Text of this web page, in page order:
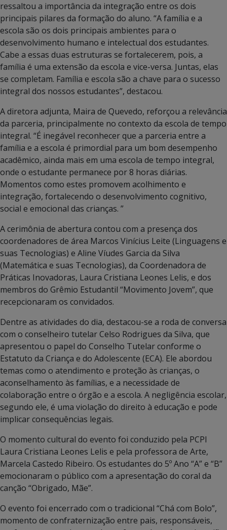
ressaltou a importância da integração entre os dois
principais pilares da formação do aluno. “A família e a
escola são os dois principais ambientes para o
desenvolvimento humano e intelectual dos estudantes.
Cabe a essas duas estruturas se fortalecerem, pois, a
família é uma extensão da escola e vice-versa. Juntas, elas
se completam. Família e escola são a chave para o sucesso
integral dos nossos estudantes”, destacou.
A diretora adjunta, Maira de Quevedo, reforçou a relevância
da parceria, principalmente no contexto da escola de tempo
integral. “É inegável reconhecer que a parceria entre a
família e a escola é primordial para um bom desempenho
acadêmico, ainda mais em uma escola de tempo integral,
onde o estudante permanece por 8 horas diárias.
Momentos como estes promovem acolhimento e
integração, fortalecendo o desenvolvimento cognitivo,
social e emocional das crianças. ”
A cerimônia de abertura contou com a presença dos
coordenadores de área Marcos Vinícius Leite (Linguagens e
suas Tecnologias) e Aline Víudes Garcia da Silva
(Matemática e suas Tecnologias), da Coordenadora de
Práticas Inovadoras, Laura Cristiana Leones Lelis, e dos
membros do Grêmio Estudantil “Movimento Jovem”, que
recepcionaram os convidados.
Dentre as atividades do dia, destacou-se a roda de conversa
com o conselheiro tutelar Celso Rodrigues da Silva, que
apresentou o papel do Conselho Tutelar conforme o
Estatuto da Criança e do Adolescente (ECA). Ele abordou
temas como o atendimento e proteção às crianças, o
aconselhamento às famílias, e a necessidade de
colaboração entre o órgão e a escola. A negligência escolar,
segundo ele, é uma violação do direito à educação e pode
implicar consequências legais.
O momento cultural do evento foi conduzido pela PCPI
Laura Cristiana Leones Lelis e pela professora de Arte,
Marcela Castedo Ribeiro. Os estudantes do 5º Ano “A” e “B”
emocionaram o público com a apresentação do coral da
canção “Obrigado, Mãe”.
O evento foi encerrado com o tradicional “Chá com Bolo”,
momento de confraternização entre pais, responsáveis,